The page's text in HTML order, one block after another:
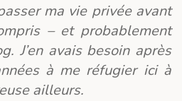
ma vie privée avant
– et probablement
J’en avais besoin après
à me réfugier ici à
ailleurs.